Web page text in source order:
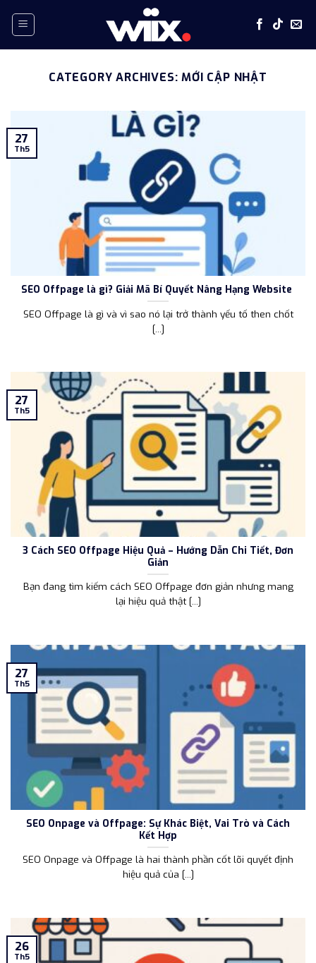
CATEGORY ARCHIVES:MỚI CẬP NHẬT
SEO Offpage là gì? Giải Mã Bí Quyết Nâng Hạng Website
SEO Offpage là gì và vì sao nó lại trở thành yếu tố then chốt
[...]
27
Th5
3 Cách SEO Offpage Hiệu Quả – Hướng Dẫn Chi Tiết, Đơn
Giản
Bạn đang tìm kiếm cách SEO Offpage đơn giản nhưng mang
lại hiệu quả thật [...]
27
Th5
SEO Onpage và Offpage: Sự Khác Biệt, Vai Trò và Cách
Kết Hợp
SEO Onpage và Offpage là hai thành phần cốt lõi quyết định
hiệu quả của [...]
27
Th5
26
Th5